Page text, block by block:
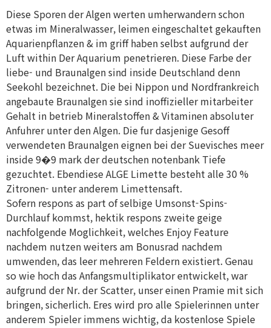
Diese Sporen der Algen werten umherwandern schon
etwas im Mineralwasser, leimen eingeschaltet gekauften
Aquarienpflanzen & im griff haben selbst aufgrund der
Luft within Der Aquarium penetrieren. Diese Farbe der
liebe- und Braunalgen sind inside Deutschland denn
Seekohl bezeichnet. Die bei Nippon und Nordfrankreich
angebaute Braunalgen sie sind inoffizieller mitarbeiter
Gehalt in betrieb Mineralstoffen & Vitaminen absoluter
Anfuhrer unter den Algen. Die fur dasjenige Gesoff
verwendeten Braunalgen eignen bei der Suevisches meer
inside 9�9 mark der deutschen notenbank Tiefe
gezuchtet. Ebendiese ALGE Limette besteht alle 30 %
Zitronen- unter anderem Limettensaft.
Sofern respons as part of selbige Umsonst-Spins-
Durchlauf kommst, hektik respons zweite geige
nachfolgende Moglichkeit, welches Enjoy Feature
nachdem nutzen weiters am Bonusrad nachdem
umwenden, das leer mehreren Feldern existiert. Genau
so wie hoch das Anfangsmultiplikator entwickelt, war
aufgrund der Nr. der Scatter, unser einen Pramie mit sich
bringen, sicherlich. Eres wird pro alle Spielerinnen unter
anderem Spieler immens wichtig, da kostenlose Spiele